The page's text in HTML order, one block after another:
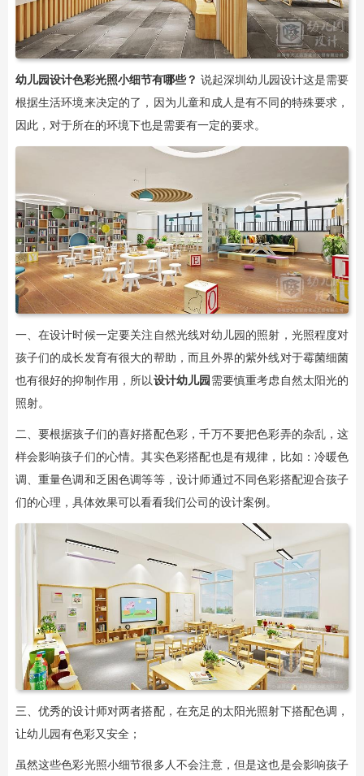
幼儿园设计色彩光照小细节有哪些？ 说起深圳幼儿园设计这是需要
根据生活环境来决定的了，因为儿童和成人是有不同的特殊要求，
因此，对于所在的环境下也是需要有一定的要求。
一、在设计时候一定要关注自然光线对幼儿园的照射，光照程度对
孩子们的成长发育有很大的帮助，而且外界的紫外线对于霉菌细菌
也有很好的抑制作用，所以设计幼儿园 需要慎重考虑自然太阳光的
照射。
二、要根据孩子们的喜好搭配色彩，千万不要把色彩弄的杂乱，这
样会影响孩子们的心情。其实色彩搭配也是有规律，比如：冷暖色
调、重量色调和乏困色调等等，设计师通过不同色彩搭配迎合孩子
们的心理，具体效果可以看看我们公司的设计案例。
三、优秀的设计师对两者搭配，在充足的太阳光照射下搭配色调，
让幼儿园有色彩又安全；
虽然这些色彩光照小细节很多人不会注意，但是这也是会影响孩子